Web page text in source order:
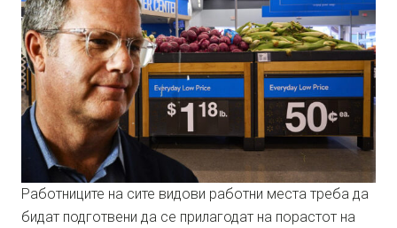
Работниците на сите видови работни места треба да
бидат подготвени да се прилагодат на порастот на